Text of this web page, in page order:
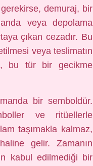
demuraj, bir
veya depolama
çıkan cezadır. Bu
veya teslimatın
bu tür bir gecikme
bir semboldür.
ve ritüellerle
taşımakla kalmaz,
gelir. Zamanın
kabul edilmediği bir